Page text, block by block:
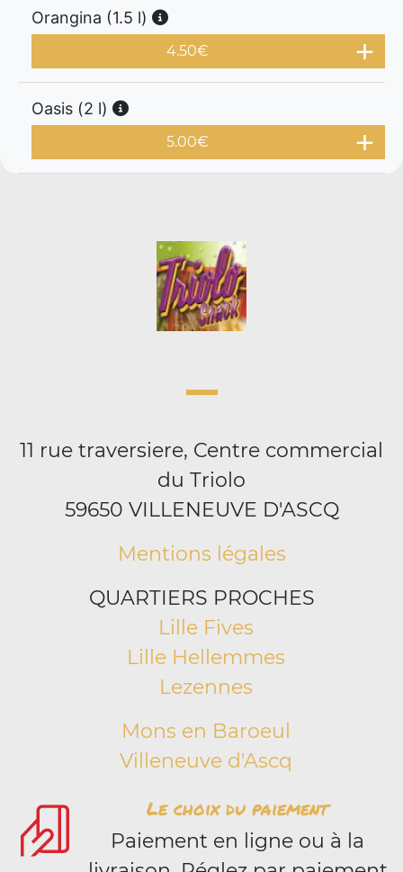
Orangina (1.5 l)
4.50€
Oasis (2 l)
5.00€
11 rue traversiere, Centre commercial
du Triolo
59650 VILLENEUVE D'ASCQ
Mentions légales
QUARTIERS PROCHES
Lille Fives
Lille Hellemmes
Lezennes
Mons en Baroeul
Villeneuve d'Ascq
Le choix du paiement
Paiement en ligne ou à la